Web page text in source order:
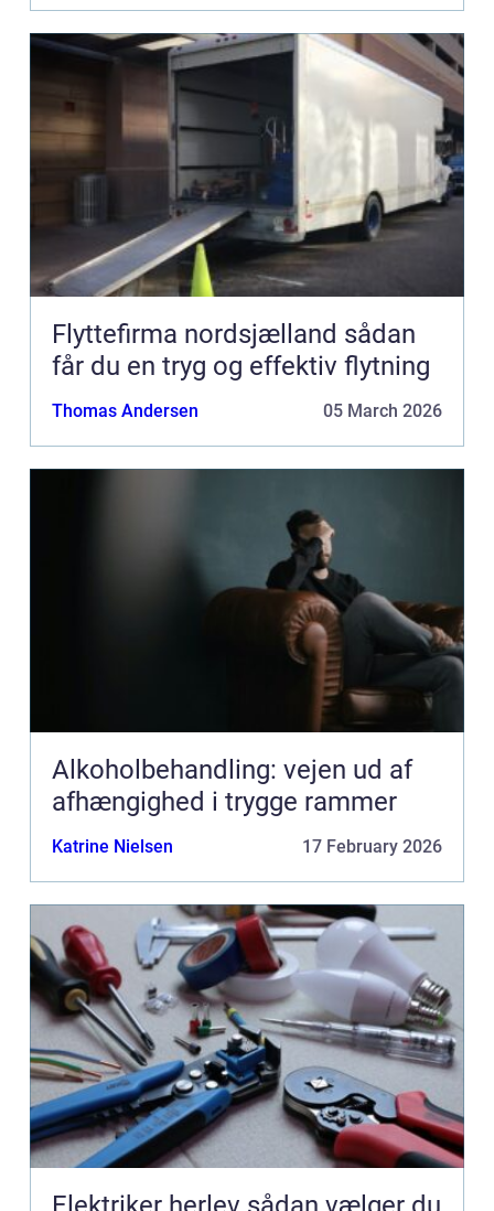
Flyttefirma nordsjælland sådan
får du en tryg og effektiv flytning
Thomas Andersen 05 March 2026
Alkoholbehandling: vejen ud af
afhængighed i trygge rammer
Katrine Nielsen 17 February 2026